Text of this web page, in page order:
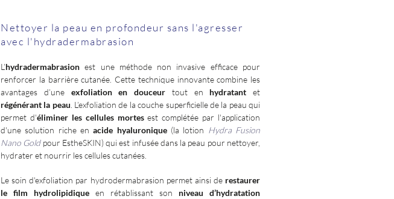
Nettoyer la peau en profondeur sans l'agresser
avec l'hydradermabrasion
L’hydradermabrasion est une méthode non invasive efficace pour
renforcer la barrière cutanée. Cette technique innovante combine les
avantages d’une exfoliation en douceur tout en hydratant et
régénérant la peau . L’exfoliation de la couche superficielle de la peau qui
permet d'éliminer les cellules mortesest complétée par l'application
d'une solution riche enacide hyaluronique(la lotion Hydra Fusion
Nano Goldpour EstheSKIN) qui est infusée dans la peau pour nettoyer,
hydrater et nourrir les cellules cutanées.
Le soin d'exfoliation par hydrodermabrasion permet ainsi de restaurer
le film hydrolipidique en rétablissant son niveau d’hydratation